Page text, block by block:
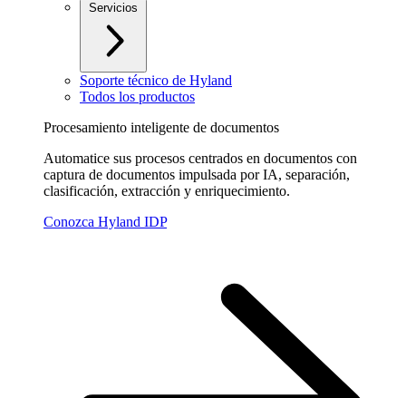
Servicios
Soporte técnico de Hyland
Todos los productos
Procesamiento inteligente de documentos
Automatice sus procesos centrados en documentos con
captura de documentos impulsada por IA, separación,
clasificación, extracción y enriquecimiento.
Conozca Hyland IDP